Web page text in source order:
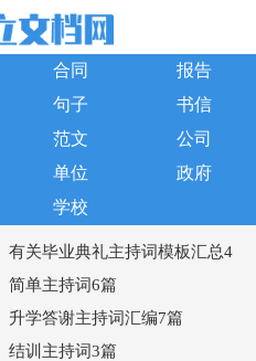
合同
报告
句子
书信
范文
公司
单位
政府
学校
有关毕业典礼主持词模板汇总4
篇
简单主持词6篇
升学答谢主持词汇编7篇
结训主持词3篇